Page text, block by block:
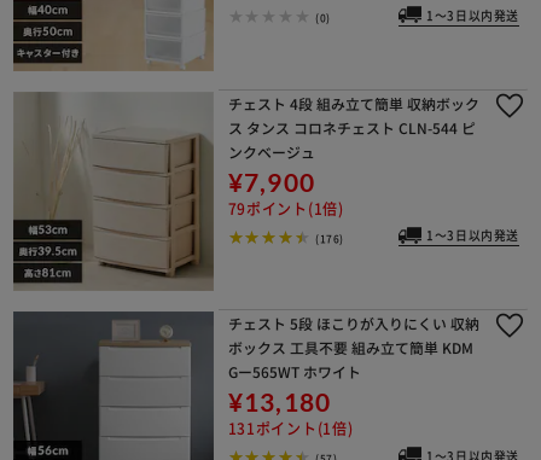
(0) 1～3日以内発送
チェスト 4段 組み立て簡単 収納ボック
ス タンス コロネチェスト CLN-544 ピ
ンクベージュ
¥7,900
79ポイント(1倍)
(176) 1～3日以内発送
チェスト 5段 ほこりが入りにくい 収納
ボックス 工具不要 組み立て簡単 KDM
Gー565WT ホワイト
¥13,180
131ポイント(1倍)
1～3日以内発送